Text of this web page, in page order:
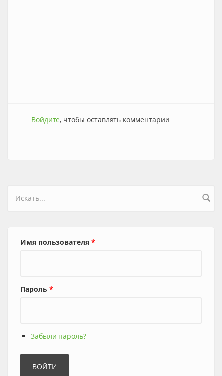
Войдите, чтобы оставлять комментарии
Форма поиска
Имя пользователя *
Пароль *
Забыли пароль?